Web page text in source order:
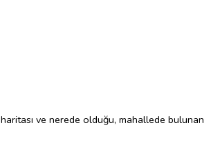
haritası ve nerede olduğu, mahallede bulunan